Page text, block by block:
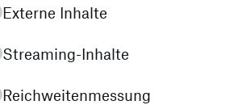
Externe Inhalte
Streaming-Inhalte
Reichweitenmessung